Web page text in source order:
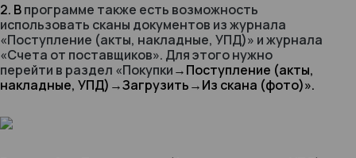
2. Впрограмме также есть возможность
использовать сканы документов из журнала
«Поступление (акты, накладные, УПД)» и журнала
«Счета от поставщиков». Для этого нужно
перейти в раздел «Покупки→Поступление (акты,
накладные, УПД) →Загрузить→Из скана (фото)».